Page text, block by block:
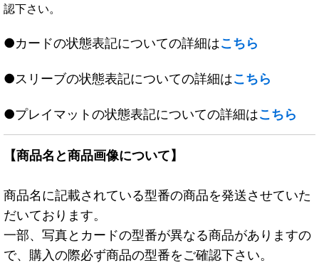
認下さい。
●カードの状態表記についての詳細はこちら
●スリーブの状態表記についての詳細はこちら
●プレイマットの状態表記についての詳細はこちら
【商品名と商品画像について】
商品名に記載されている型番の商品を発送させていた
だいております。
一部、写真とカードの型番が異なる商品がありますの
で、購入の際必ず商品の型番をご確認下さい。